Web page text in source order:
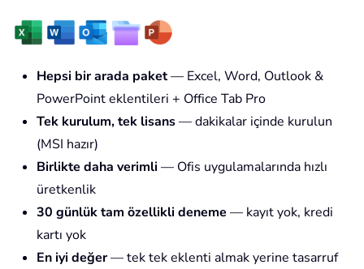
Hepsi bir arada paket— Excel, Word, Outlook &
PowerPoint eklentileri + Office Tab Pro
Tek kurulum, tek lisans— dakikalar içinde kurulun
(MSI hazır)
Birlikte daha verimli — Ofis uygulamalarında hızlı
üretkenlik
30 günlük tam özellikli deneme — kayıt yok, kredi
kartı yok
En iyi değer— tek tek eklenti almak yerine tasarruf